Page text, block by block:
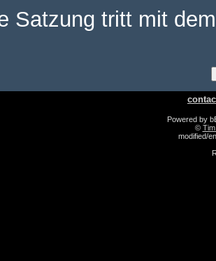
Satzung tritt mit
Powered by
©
modified/